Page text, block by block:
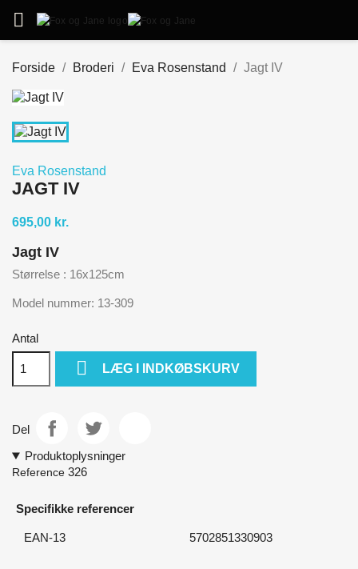

Forside Broderi Eva Rosenstand Jagt IV
Eva Rosenstand
JAGT IV
695,00 kr.
Jagt IV
Størrelse : 16x125cm
Model nummer: 13-309
Antal
 LÆG I INDKØBSKURV
Del
Produktoplysninger
Reference 326
Specifikke referencer
EAN-13 5702851330903